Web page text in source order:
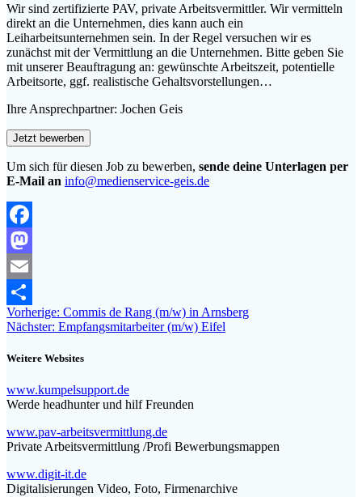
Wir sind zertifizierte PAV, private Arbeitsvermittler. Wir vermitteln
direkt an die Unternehmen, dies kann auch ein
Leiharbeitsunternehmen sein. In der Regel versuchen wir es
zunächst mit der Vermittlung an die Unternehmen. Bitte geben Sie
mit unserer Beauftragung an: gewünschte Arbeitszeit, potentielle
Arbeitsorte, ggf. realistische Gehaltsvorstellungen…
Ihre Ansprechpartner: Jochen Geis
Um sich für diesen Job zu bewerben, sende deine Unterlagen per
E-Mail an info@medienservice-geis.de
Facebook
Mastodon
Email
Teilen
Beitragsnavigation
Vorherige: Vorheriger
Beitrag:
Commis de Rang (m/w) in Arnsberg
Nächster: Nächster
Empfangsmitarbeiter (m/w) Eifel
Weitere Websites
www.kumpelsupport.de
Werde headhunter und hilf Freunden
www.pav-arbeitsvermittlung.de
Private Arbeitsvermittlung /Profi Bewerbungsmappen
www.digit-it.de
Digitalisierungen Video, Foto, Firmenarchive